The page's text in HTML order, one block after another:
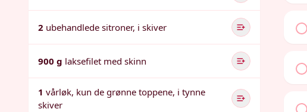
2 ubehandlede sitroner, i skiver
900 g laksefilet med skinn
1 vårløk, kun de grønne toppene, i tynne
skiver